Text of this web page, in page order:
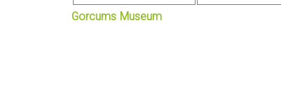
Gorcums Museum